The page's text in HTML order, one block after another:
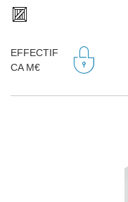
EFFECTIF
CA M€